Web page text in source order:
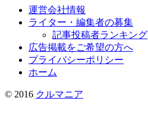
運営会社情報
ライター・編集者の募集
記事投稿者ランキング
広告掲載をご希望の方へ
プライバシーポリシー
ホーム
© 2016 クルマニア